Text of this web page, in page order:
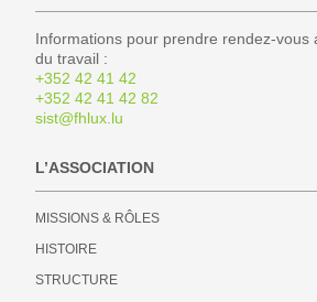
Informations pour prendre rendez-vous
du travail :
+352 42 41 42
+352 42 41 42 82
sist@fhlux.lu
L’ASSOCIATION
MISSIONS & RÔLES
HISTOIRE
STRUCTURE